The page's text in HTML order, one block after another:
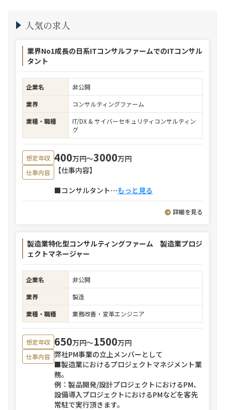
人気の求人
業界No1成長の日系ITコンサルファームでのITコンサル
タント
企業名
非公開
業界
コンサルティングファーム
業種・職種
IT/DX & サイバーセキュリティコンサルティン
グ
想定年収 400万円〜3000万円
仕事内容
【仕事内容】
■コンサルタント⋯もっと見る
詳細を見る
製造業特化型コンサルティングファーム 製造業プロジ
ェクトマネージャー
企業名
非公開
業界
製造
業種・職種
業務改善・変革エンジニア
想定年収 650万円〜1500万円
仕事内容 弊社PM事業の立上メンバーとして
■製造業におけるプロジェクトマネジメント業
務。
例：製品開発/設計プロジェクトにおけるPM、
設備導入プロジェクトにおけるPMなどを客先
常駐で実行頂きます。